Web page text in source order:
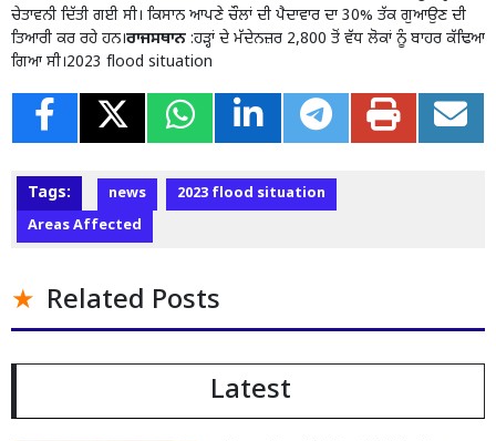
ਚੇਤਾਵਨੀ ਦਿੱਤੀ ਗਈ ਸੀ। ਕਿਸਾਨ ਆਪਣੇ ਚੌਲਾਂ ਦੀ ਪੈਦਾਵਾਰ ਦਾ 30% ਤੱਕ ਗੁਆਉਣ ਦੀ
ਤਿਆਰੀ ਕਰ ਰਹੇ ਹਨ।ਰਾਜਸਥਾਨ :ਹੜ੍ਹਾਂ ਦੇ ਮੱਦੇਨਜ਼ਰ 2,800 ਤੋਂ ਵੱਧ ਲੋਕਾਂ ਨੂੰ ਬਾਹਰ ਕੱਢਿਆ
ਗਿਆ ਸੀ।2023 flood situation
Tags: news
2023 flood situation
Areas Affected
Related Posts
Latest